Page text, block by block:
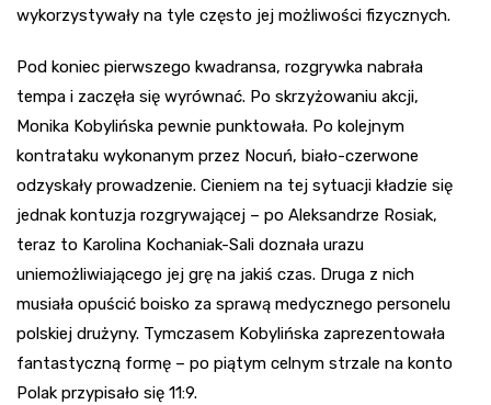
wykorzystywały na tyle często jej możliwości fizycznych.
Pod koniec pierwszego kwadransa, rozgrywka nabrała
tempa i zaczęła się wyrównać. Po skrzyżowaniu akcji,
Monika Kobylińska pewnie punktowała. Po kolejnym
kontrataku wykonanym przez Nocuń, biało-czerwone
odzyskały prowadzenie. Cieniem na tej sytuacji kładzie się
jednak kontuzja rozgrywającej – po Aleksandrze Rosiak,
teraz to Karolina Kochaniak-Sali doznała urazu
uniemożliwiającego jej grę na jakiś czas. Druga z nich
musiała opuścić boisko za sprawą medycznego personelu
polskiej drużyny. Tymczasem Kobylińska zaprezentowała
fantastyczną formę – po piątym celnym strzale na konto
Polak przypisało się 11:9.